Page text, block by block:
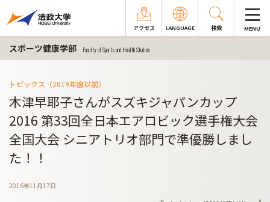
アクセス LANGUAGE 検索 MENU
スポーツ健康学部 Faculty of Sports and Health Studies
トピックス（2019年度以前）
木津早耶子さんがスズキジャパンカップ
2016 第33回全日本エアロビック選手権大会
全国大会 シニアトリオ部門で準優勝しまし
た！！
2016年11月17日